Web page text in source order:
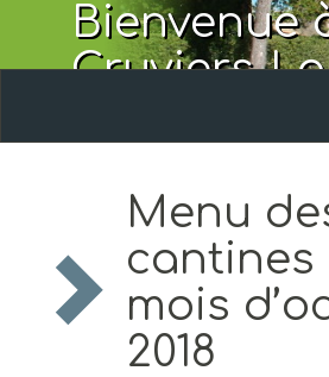
Bienvenue
Cruviers-
Menu
cantines
mois
2018